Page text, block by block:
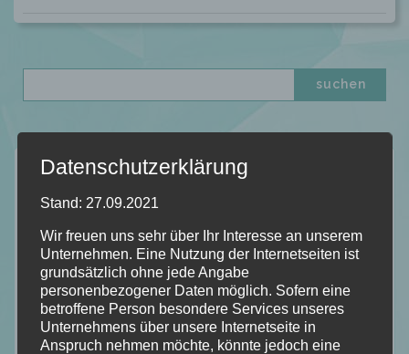
Neuste Rezensionen
Datenschutzerklärung
Stand: 27.09.2021
Wir freuen uns sehr über Ihr Interesse an unserem
Unternehmen. Eine Nutzung der Internetseiten ist
grundsätzlich ohne jede Angabe
personenbezogener Daten möglich. Sofern eine
betroffene Person besondere Services unseres
Unternehmens über unsere Internetseite in
Anspruch nehmen möchte, könnte jedoch eine